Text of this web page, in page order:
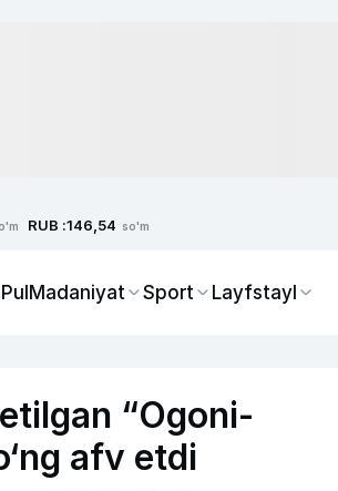
RUB :146,54 so'm
PulMadaniyat Sport Layfstayl
“Ogoni-
afv etdi